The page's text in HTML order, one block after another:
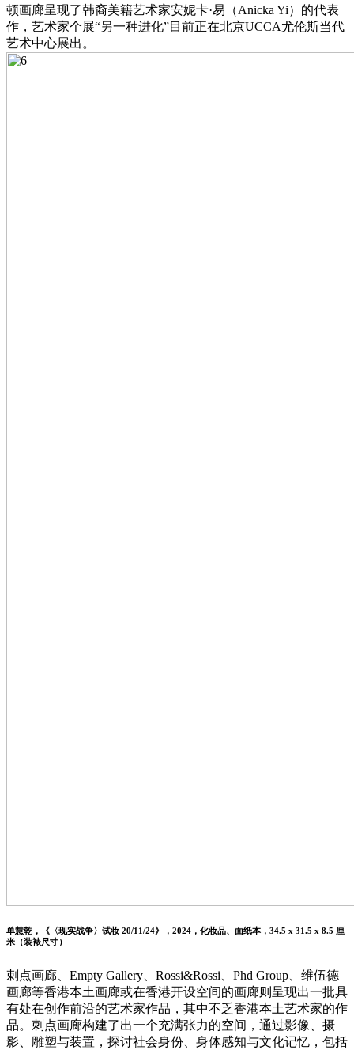
顿画廊呈现了韩裔美籍艺术家安妮卡·易（Anicka Yi）的代表
作，艺术家个展“另一种进化”目前正在北京UCCA尤伦斯当代
艺术中心展出。
单慧乾，《〈现实战争〉试妆 20/11/24》，2024，化妆品、面纸本，34.5 x 31.5 x 8.5 厘
米（装裱尺寸）
刺点画廊、Empty Gallery、Rossi&Rossi、Phd Group、维伍德
画廊等香港本土画廊或在香港开设空间的画廊则呈现出一批具
有处在创作前沿的艺术家作品，其中不乏香港本土艺术家的作
品。刺点画廊构建了出一个充满张力的空间，通过影像、摄
影、雕塑与装置，探讨社会身份、身体感知与文化记忆，包括